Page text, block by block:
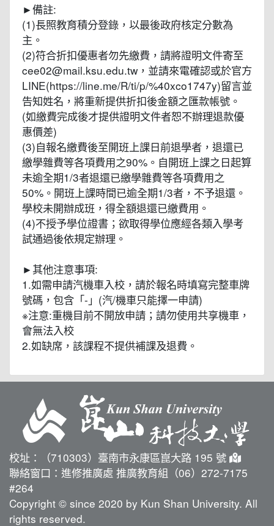
►備註:
(1)長照教育積分登錄，以最後政府核定分數為
主。
(2)符合折扣優惠者勿先繳費，請將證明文件寄至
cee02@mail.ksu.edu.tw，並請來電確認或於官方
LINE(https://line.me/R/ti/p/%40xco1747y)留言並
告知姓名，將重新提供折扣後金額之匯款帳號。
(如繳費完成後才提供證明文件者恕不辦理退款優
惠價差)
(3)自報名繳費後至開班上課日前退學者，退還已
繳學雜費等各項費用之90%。自開班上課之日起算
未逾全期1/3者退還已繳學雜費等各項費用之
50%。開班上課時間已逾全期1/3者，不予退還。
學校未開辦成班，得全額退還已繳費用。
(4)不授予學位證書；欲取得學位應經各類入學考
試通過後依規定辦理。
►其他注意事項:
1.如需申請汽機車入校，請於報名時填寫完整車牌
號碼，包含「-」(汽/機車只能擇一申請)
※注意:重機目前不開放申請；請勿使用共享機車，
會無法入校
2.如缺席，該課程不提供補課及退費。
校址：（710303）臺南市永康區崑大路 195 號
聯絡窗口：進修推廣處 推廣教育組（06）272-7175
#264
Copyright © since 2020 by Kun Shan University. All
rights reserved.